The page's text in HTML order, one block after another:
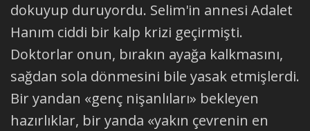
dokuyup duruyordu. Selim'in annesi Adalet
Hanım ciddi bir kalp krizi geçirmişti.
Doktorlar onun, bırakın ayağa kalkmasını,
sağdan sola dönmesini bile yasak etmişlerdi.
Bir yandan «genç nişanlıları» bekleyen
hazırlıklar, bir yanda «yakın çevrenin en